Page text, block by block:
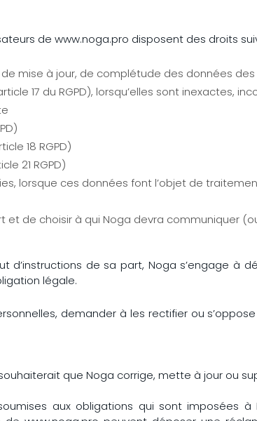
de www.noga.pro disposent des droits
de mise à jour, de complétude des données
17 du RGPD), lorsqu’elles sont inexactes,
18 RGPD)
21 RGPD)
lorsque ces données font l’objet de
de choisir à qui Noga devra communiquer
de sa part, Noga s’engage à
légale.
demander à les rectifier ou
que Noga corrige, mette à jour ou
aux obligations qui sont imposées